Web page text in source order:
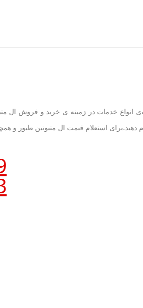
انواع خدمات در زمینه ی خرید و فروش ال
استعلام قیمت ال متیونین طیور و